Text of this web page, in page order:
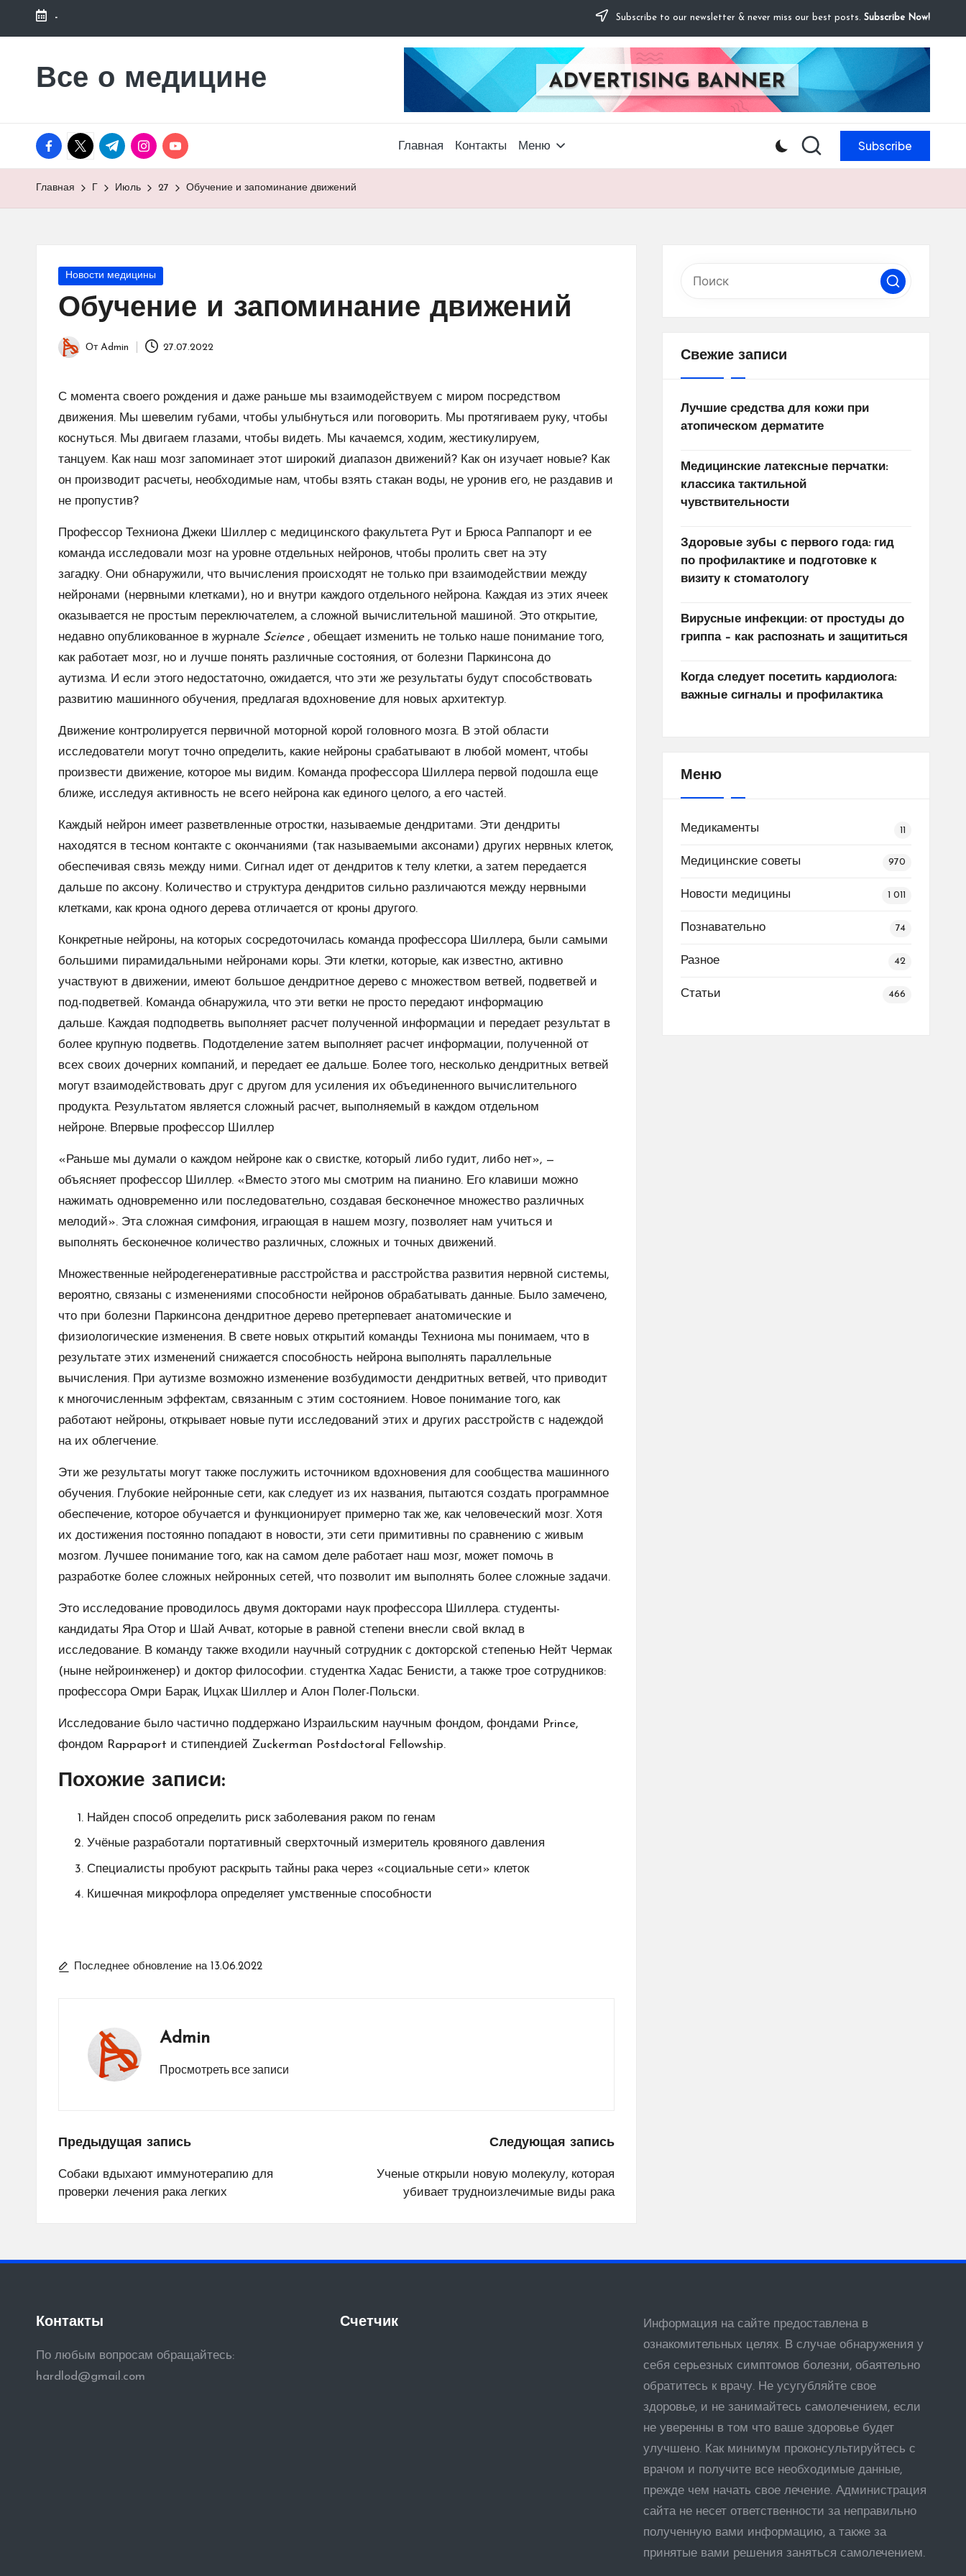
Перейти
содержимому
- Subscribe to our newsletter & never miss our best posts. Subscribe Now!
Все о медицине
Лечитесь
facebook.com
twitter.com
t.me instagram.com
youtube.com Главная Контакты Меню Subscribe
Главная Г Июль 27 Обучение и запоминание движений
Опубликовано
Новости медицины
Обучение и запоминание движений
Запись
От Admin 27.07.2022
С момента своего рождения и даже раньше мы взаимодействуем с миром посредством
движения. Мы шевелим губами, чтобы улыбнуться или поговорить. Мы протягиваем руку, чтобы
коснуться. Мы двигаем глазами, чтобы видеть. Мы качаемся, ходим, жестикулируем,
танцуем. Как наш мозг запоминает этот широкий диапазон движений? Как он изучает новые? Как
он производит расчеты, необходимые нам, чтобы взять стакан воды, не уронив его, не раздавив и
не пропустив?
Профессор Техниона Джеки Шиллер с медицинского факультета Рут и Брюса Раппапорт и ее
команда исследовали мозг на уровне отдельных нейронов, чтобы пролить свет на эту
загадку. Они обнаружили, что вычисления происходят не только при взаимодействии между
нейронами (нервными клетками), но и внутри каждого отдельного нейрона. Каждая из этих ячеек
оказывается не простым переключателем, а сложной вычислительной машиной. Это открытие,
недавно опубликованное в журнале Science, обещает изменить не только наше понимание того,
как работает мозг, но и лучше понять различные состояния, от болезни Паркинсона до
аутизма. И если этого недостаточно, ожидается, что эти же результаты будут способствовать
развитию машинного обучения, предлагая вдохновение для новых архитектур.
Движение контролируется первичной моторной корой головного мозга. В этой области
исследователи могут точно определить, какие нейроны срабатывают в любой момент, чтобы
произвести движение, которое мы видим. Команда профессора Шиллера первой подошла еще
ближе, исследуя активность не всего нейрона как единого целого, а его частей.
Каждый нейрон имеет разветвленные отростки, называемые дендритами. Эти дендриты
находятся в тесном контакте с окончаниями (так называемыми аксонами) других нервных клеток,
обеспечивая связь между ними. Сигнал идет от дендритов к телу клетки, а затем передается
дальше по аксону. Количество и структура дендритов сильно различаются между нервными
клетками, как крона одного дерева отличается от кроны другого.
Конкретные нейроны, на которых сосредоточилась команда профессора Шиллера, были самыми
большими пирамидальными нейронами коры. Эти клетки, которые, как известно, активно
участвуют в движении, имеют большое дендритное дерево с множеством ветвей, подветвей и
под-подветвей. Команда обнаружила, что эти ветки не просто передают информацию
дальше. Каждая подподветвь выполняет расчет полученной информации и передает результат в
более крупную подветвь. Подотделение затем выполняет расчет информации, полученной от
всех своих дочерних компаний, и передает ее дальше. Более того, несколько дендритных ветвей
могут взаимодействовать друг с другом для усиления их объединенного вычислительного
продукта. Результатом является сложный расчет, выполняемый в каждом отдельном
нейроне. Впервые профессор Шиллер
«Раньше мы думали о каждом нейроне как о свистке, который либо гудит, либо нет», —
объясняет профессор Шиллер. «Вместо этого мы смотрим на пианино. Его клавиши можно
нажимать одновременно или последовательно, создавая бесконечное множество различных
мелодий». Эта сложная симфония, играющая в нашем мозгу, позволяет нам учиться и
выполнять бесконечное количество различных, сложных и точных движений.
Множественные нейродегенеративные расстройства и расстройства развития нервной системы,
вероятно, связаны с изменениями способности нейронов обрабатывать данные. Было замечено,
что при болезни Паркинсона дендритное дерево претерпевает анатомические и
физиологические изменения. В свете новых открытий команды Техниона мы понимаем, что в
результате этих изменений снижается способность нейрона выполнять параллельные
вычисления. При аутизме возможно изменение возбудимости дендритных ветвей, что приводит
к многочисленным эффектам, связанным с этим состоянием. Новое понимание того, как
работают нейроны, открывает новые пути исследований этих и других расстройств с надеждой
на их облегчение.
Эти же результаты могут также послужить источником вдохновения для сообщества машинного
обучения. Глубокие нейронные сети, как следует из их названия, пытаются создать программное
обеспечение, которое обучается и функционирует примерно так же, как человеческий мозг. Хотя
их достижения постоянно попадают в новости, эти сети примитивны по сравнению с живым
мозгом. Лучшее понимание того, как на самом деле работает наш мозг, может помочь в
разработке более сложных нейронных сетей, что позволит им выполнять более сложные задачи.
Это исследование проводилось двумя докторами наук профессора Шиллера. студенты-
кандидаты Яра Отор и Шай Ачват, которые в равной степени внесли свой вклад в
исследование. В команду также входили научный сотрудник с докторской степенью Нейт Чермак
(ныне нейроинженер) и доктор философии. студентка Хадас Бенисти, а также трое сотрудников:
профессора Омри Барак, Ицхак Шиллер и Алон Полег-Польски.
Исследование было частично поддержано Израильским научным фондом, фондами Prince,
фондом Rappaport и стипендией Zuckerman Postdoctoral Fellowship.
Похожие записи:
Найден способ определить риск заболевания раком по генам
Учёные разработали портативный сверхточный измеритель кровяного давления
Специалисты пробуют раскрыть тайны рака через «социальные сети» клеток
Кишечная микрофлора определяет умственные способности
Последнее обновление на 13.06.2022
Admin
Просмотреть все записи
Навигация
по
Предыдущая запись
Собаки вдыхают иммунотерапию для
проверки лечения рака легких
Следующая запись
Ученые открыли новую молекулу, которая
убивает трудноизлечимые виды рака
Свежие записи
Лучшие средства для кожи при
атопическом дерматите
Медицинские латексные перчатки:
классика тактильной
чувствительности
Здоровые зубы с первого года: гид
по профилактике и подготовке к
визиту к стоматологу
Вирусные инфекции: от простуды до
гриппа – как распознать и защититься
Когда следует посетить кардиолога:
важные сигналы и профилактика
Меню
Медикаменты 11
Медицинские советы 970
Новости медицины 1 011
Познавательно 74
Разное 42
Статьи 466
Контакты
По любым вопросам обращайтесь:
hardlod@gmail.com
Счетчик
Информация на сайте предоставлена в
ознакомительных целях. В случае обнаружения у
себя серьезных симптомов болезни, обаятельно
обратитесь к врачу. Не усугубляйте свое
здоровье, и не занимайтесь самолечением, если
не уверенны в том что ваше здоровье будет
улучшено. Как минимум проконсультируйтесь с
врачом и получите все необходимые данные,
прежде чем начать свое лечение. Администрация
сайта не несет ответственности за неправильно
полученную вами информацию, а также за
принятые вами решения заняться самолечением.